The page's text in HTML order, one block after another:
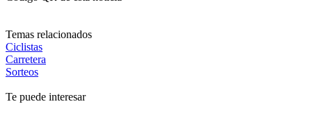
Temas relacionados
Ciclistas
Carretera
Sorteos
Te puede interesar